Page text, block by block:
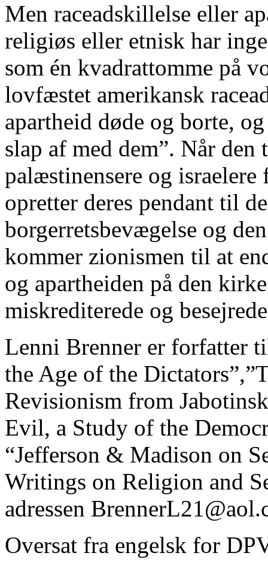
Men raceadskillelse eller
religiøs eller etnisk har
som én kvadrattomme på
lovfæstet amerikansk
apartheid døde og borte,
slap af med dem”. Når
palæstinensere og israelere
opretter deres pendant til
borgerretsbevægelse og
kommer zionismen til at
og apartheiden på den
miskrediterede og
Lenni Brenner er forfatter
the Age of the
Revisionism from
Evil, a Study of the
“Jefferson & Madison on
Writings on Religion and
adressen
Oversat fra engelsk for